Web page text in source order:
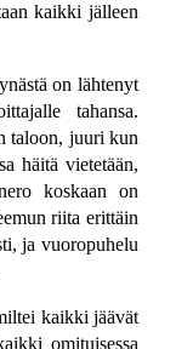
kaikki jälleen
on lähtenyt
tahansa.
taloon, juuri kun
häitä vietetään,
koskaan on
riita erittäin
ja vuoropuhelu
kaikki jäävät
omituisessa